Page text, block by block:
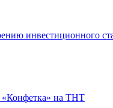
инвестиционного
«Конфетка» на ТНТ